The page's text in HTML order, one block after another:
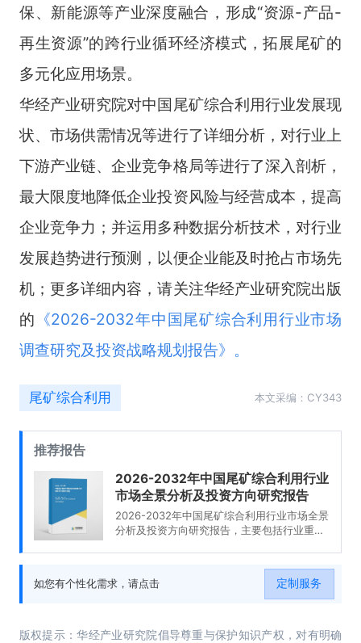
保、新能源等产业深度融合，形成“资源-产品-
再生资源”的跨行业循环经济模式，拓展尾矿的
多元化应用场景。
华经产业研究院对中国尾矿综合利用行业发展现
状、市场供需情况等进行了详细分析，对行业上
下游产业链、企业竞争格局等进行了深入剖析，
最大限度地降低企业投资风险与经营成本，提高
企业竞争力；并运用多种数据分析技术，对行业
发展趋势进行预测，以便企业能及时抢占市场先
机；更多详细内容，请关注华经产业研究院出版
的 《2026-2032年中国尾矿综合利用行业市场
调查研究及投资战略规划报告》。
尾矿综合利用 本文采编：CY343
推荐报告
2026-2032年中国尾矿综合利用行业
市场全景分析及投资方向研究报告
2026-2032年中国尾矿综合利用行业市场全景
分析及投资方向研究报告，主要包括行业重点
如您有个性化需求，请点击 定制服务
版权提示：华经产业研究院倡导尊重与保护知识产权，对有明确